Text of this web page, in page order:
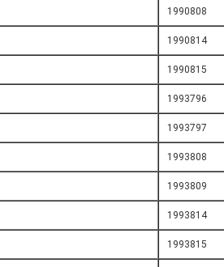
1990808
1990814
1990815
1993796
1993797
1993808
1993809
1993814
1993815